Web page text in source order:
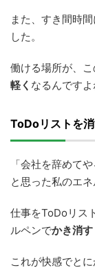
また、すき間時
した。
働ける場所が、
軽く なるんですよ
ToDoリストを
「会社を辞めて
と思った私のエネ
仕事をToDoリス
ルペンでかき消す
これが快感でと